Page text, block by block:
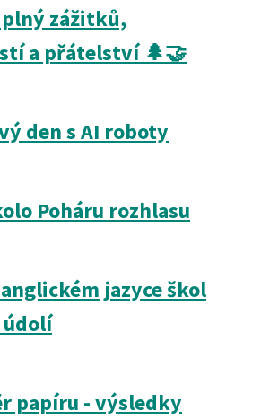
plný zážitků,
a přátelství 🌲🤝
den s AI roboty
Poháru rozhlasu
jazyce škol
údolí
papíru - výsledky